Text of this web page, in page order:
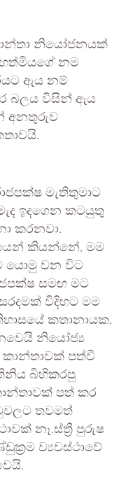
කාන්තා නියෝජනයක්
නම
ඇය නම්
බලය විසින් ඇය
අනතුරුව
මැතිතුමාට
ඉදගෙන කටයුතු
කරනවා.
කියන්නේ, මම
යොමු වන විට
සමඟ මට
විදිහට මම
කතානායක,
නියෝජ්‍ය
කාන්තාවක් පත්වී
බිහිකරපු
පත් කර
තවමත්
නෑ.ස්ත්‍රී පුරුෂ
ව්‍යවස්ථාවේ